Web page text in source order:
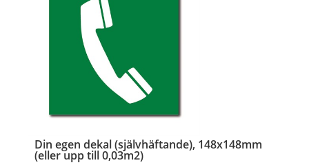
Din egen dekal (självhäftande), 148x148mm
(eller upp till 0,03m2)